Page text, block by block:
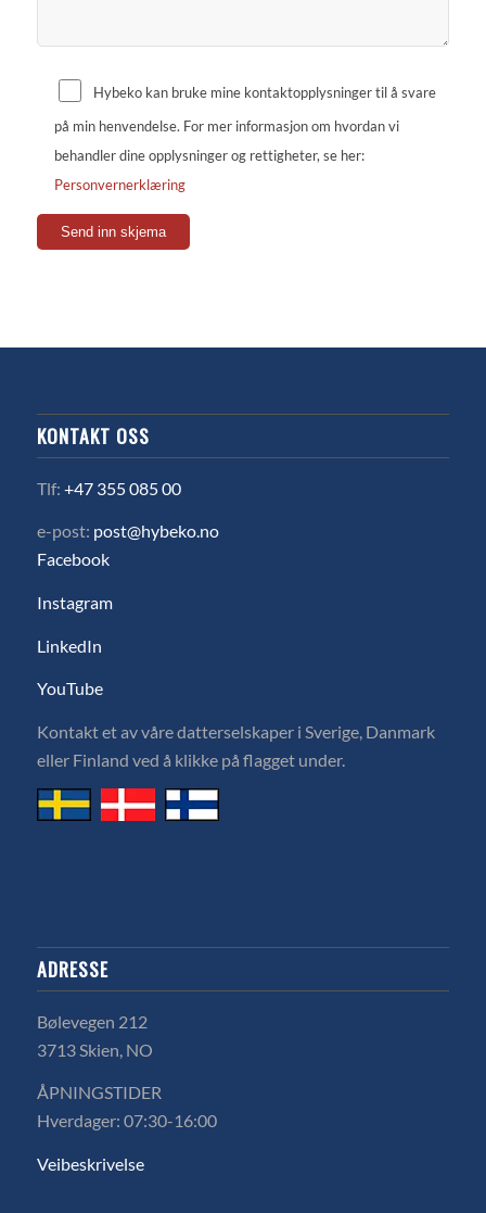
Hybeko kan bruke mine kontaktopplysninger til å svare
på min henvendelse. For mer informasjon om hvordan vi
behandler dine opplysninger og rettigheter, se her:
Personvernerklæring
KONTAKT OSS
Tlf: +47 355 085 00
e-post: post@hybeko.no
Facebook
Instagram
LinkedIn
YouTube
Kontakt et av våre datterselskaper i Sverige, Danmark
eller Finland ved å klikke på flagget under.
ADRESSE
Bølevegen 212
3713 Skien, NO
ÅPNINGSTIDER
Hverdager: 07:30-16:00
Veibeskrivelse